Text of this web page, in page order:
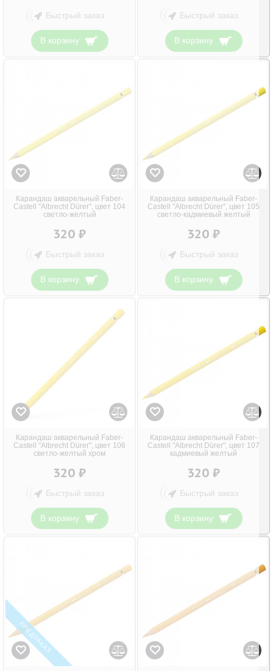
Быстрый заказ
В корзину
Быстрый заказ
В корзину
Карандаш акварельный Faber-
Castell "Albrecht Dürer", цвет 104
светло-желтый
320 ₽
Быстрый заказ
В корзину
Карандаш акварельный Faber-
Castell "Albrecht Dürer", цвет 105
светло-кадмиевый желтый
320 ₽
Быстрый заказ
В корзину
Карандаш акварельный Faber-
Castell "Albrecht Dürer", цвет 106
светло-желтый хром
320 ₽
Быстрый заказ
В корзину
Карандаш акварельный Faber-
Castell "Albrecht Dürer", цвет 107
кадмиевый желтый
320 ₽
Быстрый заказ
В корзину
ПРЕДЗАКАЗ